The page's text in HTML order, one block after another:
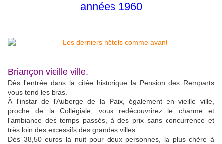
années 1960
Briançon vieille ville.
Dès l'entrée dans la citée historique la Pension des Remparts
vous tend les bras.
À l'instar de l'Auberge de la Paix, également en vieille ville,
proche de la Collégiale, vous redécouvrirez le charme et
l'ambiance des temps passés, à des prix sans concurrence et
très loin des excessifs des grandes villes.
Dès 38,50 euros la nuit pour deux personnes, la plus chère à